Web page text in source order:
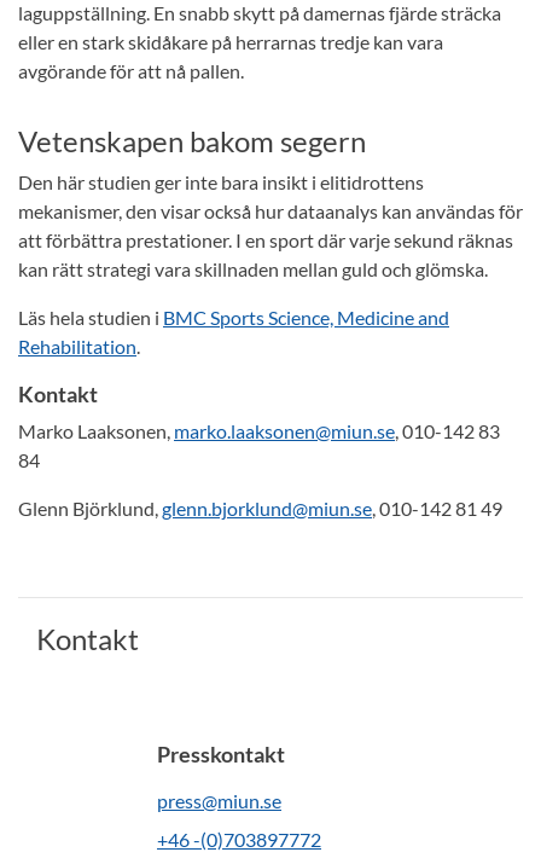
laguppställning. En snabb skytt på damernas fjärde sträcka
eller en stark skidåkare på herrarnas tredje kan vara
avgörande för att nå pallen.
Vetenskapen bakom segern
Den här studien ger inte bara insikt i elitidrottens
mekanismer, den visar också hur dataanalys kan användas för
att förbättra prestationer. I en sport där varje sekund räknas
kan rätt strategi vara skillnaden mellan guld och glömska.
Läs hela studien i BMC Sports Science, Medicine and
Rehabilitation.
Kontakt
Marko Laaksonen, marko.laaksonen@miun.se, 010-142 83
84
Glenn Björklund,glenn.bjorklund@miun.se, 010-142 81 49
Kontakt
Presskontakt
press@miun.se
+46 -(0)703897772